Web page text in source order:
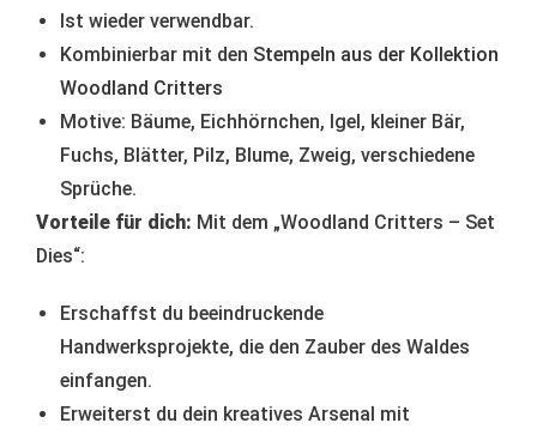
Ist wieder verwendbar.
Kombinierbar mit den Stempeln aus der Kollektion
Woodland Critters
Motive: Bäume, Eichhörnchen, Igel, kleiner Bär,
Fuchs, Blätter, Pilz, Blume, Zweig, verschiedene
Sprüche.
Vorteile für dich: Mit dem „Woodland Critters – Set
Dies“:
Erschaffst du beeindruckende
Handwerksprojekte, die den Zauber des Waldes
einfangen.
Erweiterst du dein kreatives Arsenal mit